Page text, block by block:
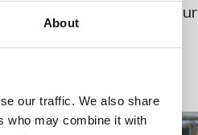
About
our traffic. We also share
who may combine it with
Episode 60: Isn’t our
tempering system
automatically?